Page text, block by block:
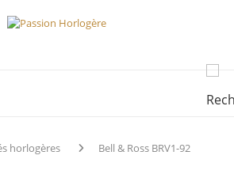
horlogères
Bell & Ross BRV1-92